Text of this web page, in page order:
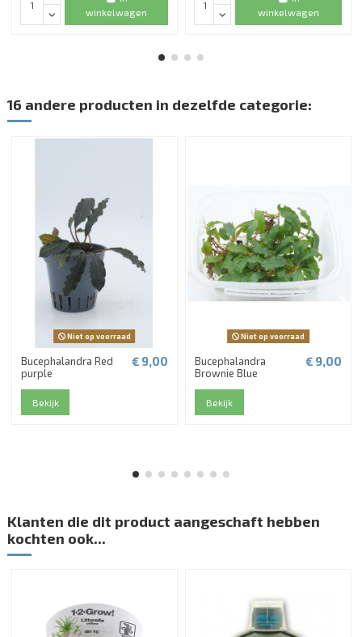
winkelwagen
winkelwagen
16 andere producten in dezelfde categorie:
Niet op voorraad
Bucephalandra Red
purple
€ 9,00
Bekijk
Niet op voorraad
Bucephalandra
Brownie Blue
€ 9,00
Bekijk
Klanten die dit product aangeschaft hebben
kochten ook...